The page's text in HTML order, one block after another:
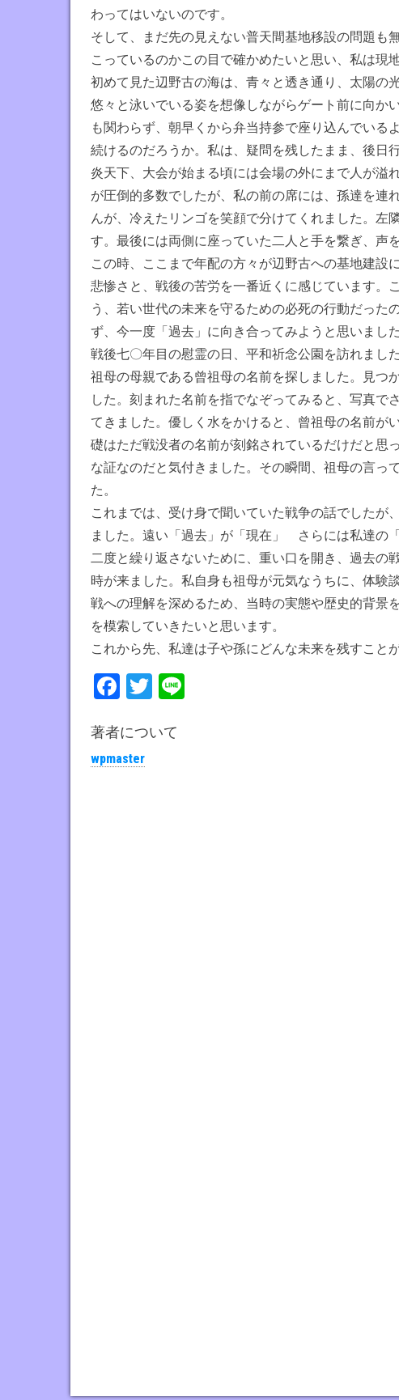
わってはいないのです。
そして、まだ先の見えない普天間基地移設の問題も
こっているのかこの目で確かめたいと思い、私は現
初めて見た辺野古の海は、青々と透き通り、太陽の
悠々と泳いでいる姿を想像しながらゲート前に向か
も関わらず、朝早くから弁当持参で座り込んでいる
続けるのだろうか。私は、疑問を残したまま、後日
炎天下、大会が始まる頃には会場の外にまで人が溢
が圧倒的多数でしたが、私の前の席には、孫達を連
んが、冷えたリンゴを笑顔で分けてくれました。左
す。最後には両側に座っていた二人と手を繋ぎ、声
この時、ここまで年配の方々が辺野古への基地建
悲惨さと、戦後の苦労を一番近くに感じています。
う、若い世代の未来を守るための必死の行動だっ
ず、今一度「過去」に向き合ってみようと思いました
戦後七〇年目の慰霊の日、平和祈念公園を訪れまし
祖母の母親である曾祖母の名前を探しました。見つ
した。刻まれた名前を指でなぞってみると、写真
てきました。優しく水をかけると、曾祖母の名前が
礎はただ戦没者の名前が刻銘されているだけだと思
な証なのだと気付きました。その瞬間、祖母の言っ
た。
これまでは、受け身で聞いていた戦争の話でしたが
ました。遠い「過去」が「現在」 さらには私達の
二度と繰り返さないために、重い口を開き、過去の
時が来ました。私自身も祖母が元気なうちに、体験
戦への理解を深めるため、当時の実態や歴史的背景
を模索していきたいと思います。
これから先、私達は子や孫にどんな未来を残すこと
Fa
bo
ok
T
tt
著者について
wpmaster